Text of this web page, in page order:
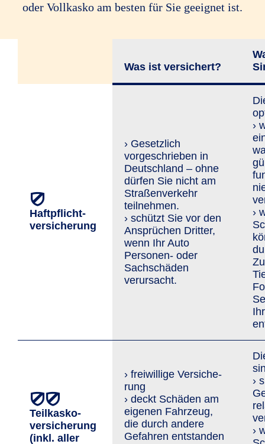
oder Vollkasko am besten für Sie geeignet ist.
Was ist versichert?
Haftpflicht­
versicherung
› Gesetzlich
vorgeschrieben in
Deutschland – ohne
dürfen Sie nicht am
Straßenverkehr
teilnehmen.
› schützt Sie vor den
An­sprü­chen Dritter,
wenn Ihr Auto
Personen- oder
Sachschäden
verursacht.
›
›
Teilkasko­
versicherung
(inkl. aller
› freiwillige Versi­che­
rung
› deckt Schäden am
eigenen Fahrzeug,
die durch andere
Gefahren entstanden
›
›